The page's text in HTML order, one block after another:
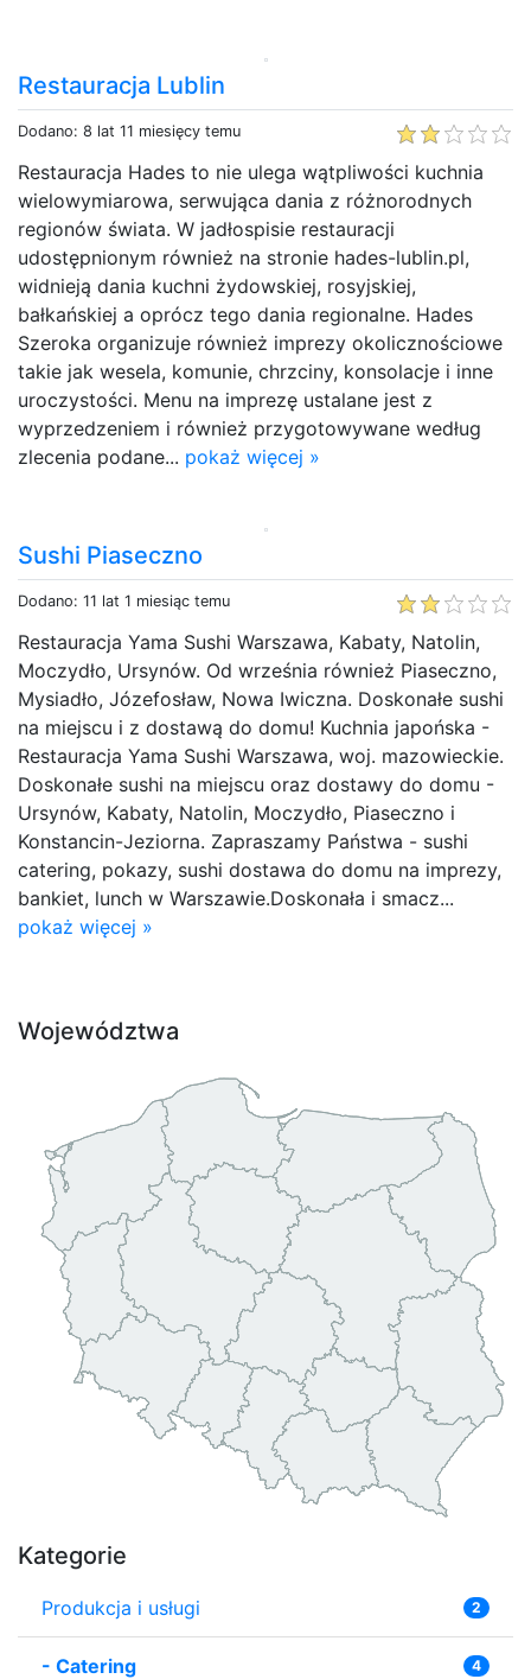
Restauracja Lublin
Dodano: 8 lat 11 miesięcy temu
Restauracja Hades to nie ulega wątpliwości kuchnia
wielowymiarowa, serwująca dania z różnorodnych
regionów świata. W jadłospisie restauracji
udostępnionym również na stronie hades-lublin.pl,
widnieją dania kuchni żydowskiej, rosyjskiej,
bałkańskiej a oprócz tego dania regionalne. Hades
Szeroka organizuje również imprezy okolicznościowe
takie jak wesela, komunie, chrzciny, konsolacje i inne
uroczystości. Menu na imprezę ustalane jest z
wyprzedzeniem i również przygotowywane według
zlecenia podane... pokaż więcej »
Sushi Piaseczno
Dodano: 11 lat 1 miesiąc temu
Restauracja Yama Sushi Warszawa, Kabaty, Natolin,
Moczydło, Ursynów. Od września również Piaseczno,
Mysiadło, Józefosław, Nowa Iwiczna. Doskonałe sushi
na miejscu i z dostawą do domu! Kuchnia japońska -
Restauracja Yama Sushi Warszawa, woj. mazowieckie.
Doskonałe sushi na miejscu oraz dostawy do domu -
Ursynów, Kabaty, Natolin, Moczydło, Piaseczno i
Konstancin-Jeziorna. Zapraszamy Państwa - sushi
catering, pokazy, sushi dostawa do domu na imprezy,
bankiet, lunch w Warszawie.Doskonała i smacz...
pokaż więcej »
Województwa
Kategorie
Produkcja i usługi 2
- Catering 4